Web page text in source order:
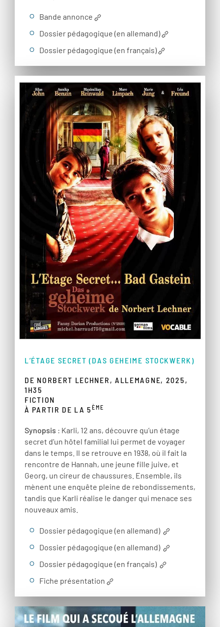
Bande annonce
Dossier pédagogique (en allemand)
Dossier pédagogique (en français)
L’ÉTAGE SECRET (DAS GEHEIME STOCKWERK)
DE NORBERT LECHNER, ALLEMAGNE, 2025,
1H35
FICTION
À PARTIR DE LA 5ÈME
Synopsis : Karli, 12 ans, découvre qu’un étage
secret d’un hôtel familial lui permet de voyager
dans le temps. Il se retrouve en 1938, où il fait la
rencontre de Hannah, une jeune fille juive, et
Georg, un cireur de chaussures. Ensemble, ils
mènent une enquête pleine de rebondissements,
tandis que Karli réalise le danger qui menace ses
nouveaux amis.
Dossier pédagogique (en allemand)
Dossier pédagogique (en allemand)
Dossier pédagogique (en français)
Fiche présentation